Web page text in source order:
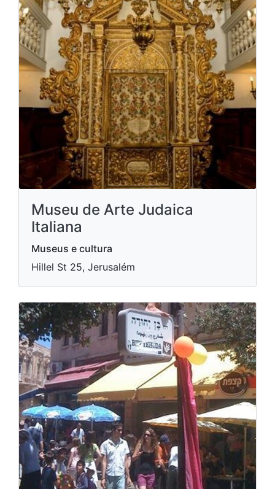
Museu de Arte Judaica
Italiana
Museus e cultura
Hillel St 25, Jerusalém